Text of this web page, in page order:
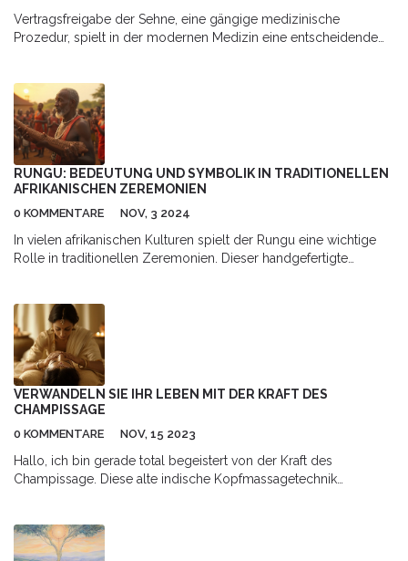
Vertragsfreigabe der Sehne, eine gängige medizinische
Prozedur, spielt in der modernen Medizin eine entscheidende
bietet.
RUNGU: BEDEUTUNG UND SYMBOLIK IN TRADITIONELLEN
AFRIKANISCHEN ZEREMONIEN
0 KOMMENTARE NOV, 3 2024
In vielen afrikanischen Kulturen spielt der Rungu eine wichtige
Rolle in traditionellen Zeremonien. Dieser handgefertigte
gesellschaftlichen Stellung. Seine Verwendung variiert von
Region zu Region, aber überall verbindet er
generationenübergreifende Traditionen. Entdecken Sie, wie der
Rungu nicht nur ein Objekt des Schutzes, sondern auch der
Gemeinschaft und des persönlichen Ausdrucks geworden ist.
VERWANDELN SIE IHR LEBEN MIT DER KRAFT DES
CHAMPISSAGE
0 KOMMENTARE NOV, 15 2023
Hallo, ich bin gerade total begeistert von der Kraft des
Champissage. Diese alte indische Kopfmassagetechnik
Gesundheit. Ich lade Sie alle ein, mit mir auf diese Reise der
Selbsterkenntnis und Heilung zu kommen. Vertrauen Sie mir,